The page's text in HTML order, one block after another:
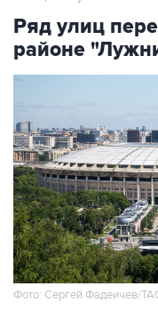
Ряд улиц
районе
Фото: Сергей Фадеичев/